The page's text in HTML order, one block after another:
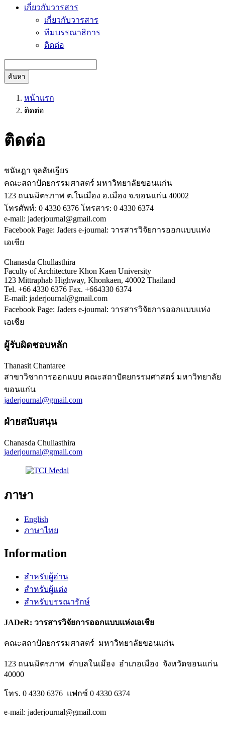
เกี่ยวกับวารสาร
เกี่ยวกับวารสาร
ทีมบรรณาธิการ
ติดต่อ
ค้นหา
หน้าแรก
ติดต่อ
ติดต่อ
ชนัษฎา จุลลัษเฐียร
คณะสถาปัตยกรรมศาสตร์ มหาวิทยาลัยขอนแก่น
123 ถนนมิตรภาพ ต.ในเมือง อ.เมือง จ.ขอนแก่น 40002
โทรศัพท์: 0 4330 6376 โทรสาร: 0 4330 6374
e-mail: jaderjournal@gmail.com
Facebook Page: Jaders e-journal: วารสารวิจัยการออกแบบแห่ง
เอเชีย
Chanasda Chullasthira
Faculty of Architecture Khon Kaen University
123 Mittraphab Highway, Khonkaen, 40002 Thailand
Tel. +66 4330 6376 Fax. +664330 6374
E-mail: jaderjournal@gmail.com
Facebook Page: Jaders e-journal: วารสารวิจัยการออกแบบแห่ง
เอเชีย
ผู้รับผิดชอบหลัก
Thanasit Chantaree
สาขาวิชาการออกแบบ คณะสถาปัตยกรรมศาสตร์ มหาวิทยาลัย
ขอนแก่น
jaderjournal@gmail.com
ฝ่ายสนับสนุน
Chanasda Chullasthira
jaderjournal@gmail.com
ภาษา
English
ภาษาไทย
Information
สำหรับผู้อ่าน
สำหรับผู้แต่ง
สำหรับบรรณารักษ์
JADeR: วารสารวิจัยการออกแบบแห่งเอเชีย
คณะสถาปัตยกรรมศาสตร์ มหาวิทยาลัยขอนแก่น
123 ถนนมิตรภาพ ตำบลในเมือง อำเภอเมือง จังหวัดขอนแก่น
40000
โทร. 0 4330 6376 แฟกซ์ 0 4330 6374
e-mail: jaderjournal@gmail.com